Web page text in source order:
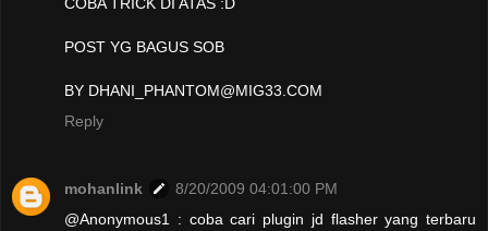
COBA TRICK DI ATAS :D
POST YG BAGUS SOB
BY DHANI_PHANTOM@MIG33.COM
Reply
mohanlink
8/20/2009 04:01:00 PM
@Anonymous1 : coba cari plugin jd flasher yang terbaru